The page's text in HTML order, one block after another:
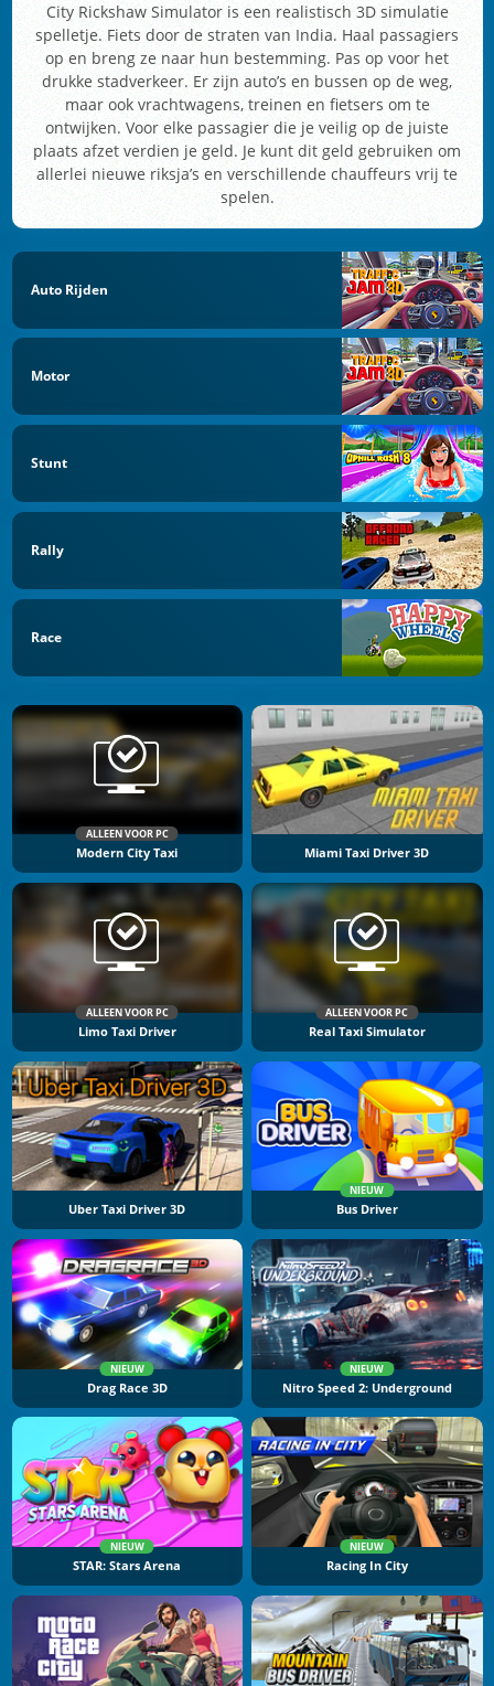
City Rickshaw Simulator is een realistisch 3D simulatie
spelletje. Fiets door de straten van India. Haal passagiers
op en breng ze naar hun bestemming. Pas op voor het
drukke stadverkeer. Er zijn auto’s en bussen op de weg,
maar ook vrachtwagens, treinen en fietsers om te
ontwijken. Voor elke passagier die je veilig op de juiste
plaats afzet verdien je geld. Je kunt dit geld gebruiken om
allerlei nieuwe riksja’s en verschillende chauffeurs vrij te
spelen.
Auto Rijden
Motor
Stunt
Rally
Race
ALLEEN VOOR PC
Modern City Taxi Miami Taxi Driver 3D
ALLEEN VOOR PC
Limo Taxi Driver
ALLEEN VOOR PC
Real Taxi Simulator
Uber Taxi Driver 3D
NIEUW
Bus Driver
NIEUW
Drag Race 3D
NIEUW
Nitro Speed 2: Underground
NIEUW
STAR: Stars Arena
NIEUW
Racing In City